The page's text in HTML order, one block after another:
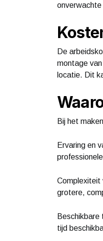
De
montage
locatie. Dit
Bij het
Ervaring en
Complexiteit
grotere,
Beschikbare
tijd